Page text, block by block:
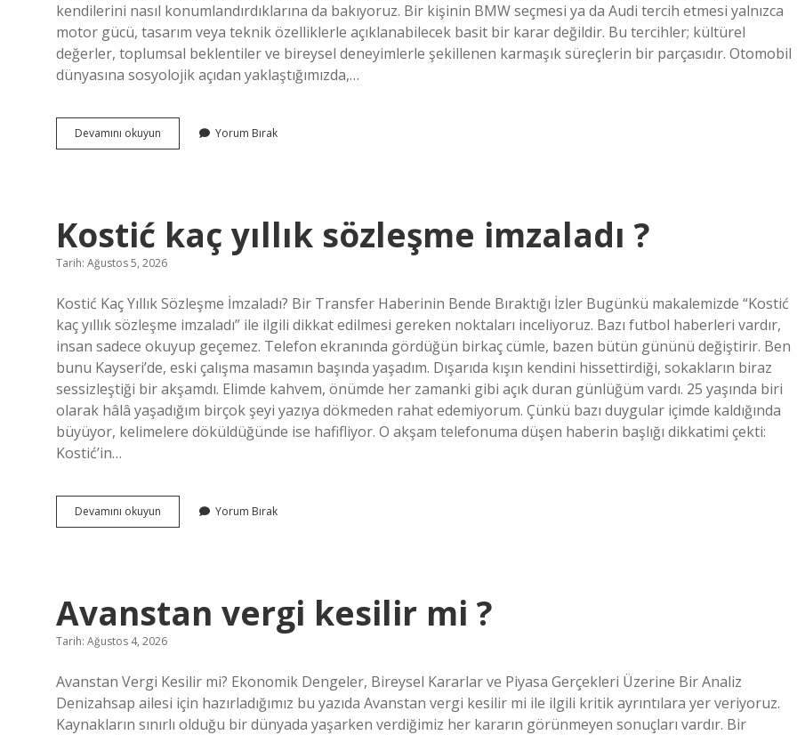
kendilerini nasıl konumlandırdıklarına da bakıyoruz. Bir kişinin BMW seçmesi ya da Audi tercih etmesi yalnızca
motor gücü, tasarım veya teknik özelliklerle açıklanabilecek basit bir karar değildir. Bu tercihler; kültürel
değerler, toplumsal beklentiler ve bireysel deneyimlerle şekillenen karmaşık süreçlerin bir parçasıdır. Otomobil
dünyasına sosyolojik açıdan yaklaştığımızda,…
Devamını okuyun
mi
Yorum Bırak
Kostić kaç yıllık sözleşme imzaladı ?
Tarih: Ağustos 5, 2026
Kostić Kaç Yıllık Sözleşme İmzaladı? Bir Transfer Haberinin Bende Bıraktığı İzler Bugünkü makalemizde “Kostić
kaç yıllık sözleşme imzaladı” ile ilgili dikkat edilmesi gereken noktaları inceliyoruz. Bazı futbol haberleri vardır,
insan sadece okuyup geçemez. Telefon ekranında gördüğün birkaç cümle, bazen bütün gününü değiştirir. Ben
bunu Kayseri’de, eski çalışma masamın başında yaşadım. Dışarıda kışın kendini hissettirdiği, sokakların biraz
sessizleştiği bir akşamdı. Elimde kahvem, önümde her zamanki gibi açık duran günlüğüm vardı. 25 yaşında biri
olarak hâlâ yaşadığım birçok şeyi yazıya dökmeden rahat edemiyorum. Çünkü bazı duygular içimde kaldığında
büyüyor, kelimelere döküldüğünde ise hafifliyor. O akşam telefonuma düşen haberin başlığı dikkatimi çekti:
Kostić’in…
Devamını okuyun
kaç
Yorum Bırak
Avanstan vergi kesilir mi ?
Tarih: Ağustos 4, 2026
Avanstan Vergi Kesilir mi? Ekonomik Dengeler, Bireysel Kararlar ve Piyasa Gerçekleri Üzerine Bir Analiz
Denizahsap ailesi için hazırladığımız bu yazıda Avanstan vergi kesilir mi ile ilgili kritik ayrıntılara yer veriyoruz.
Kaynakların sınırlı olduğu bir dünyada yaşarken verdiğimiz her kararın görünmeyen sonuçları vardır. Bir